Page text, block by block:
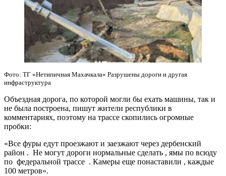
Фото: ТГ «Нетипичная Махачкала» Разрушены дороги и другая
инфраструктура
Объездная дорога, по которой могли бы ехать машины, так и
не была построена, пишут жители республики в
комментариях, поэтому на трассе скопились огромные
пробки:
«Все фуры едут проезжают и заезжают через дербенский
район . Не могут дороги нормальные сделать , ямы по всюду
по федеральной трассе . Камеры еще понаставили , каждые
100 метров».